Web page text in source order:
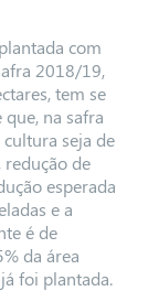
com
2018/19,
tem se
na safra
seja de
de
esperada
e a
é de
da área
foi plantada.